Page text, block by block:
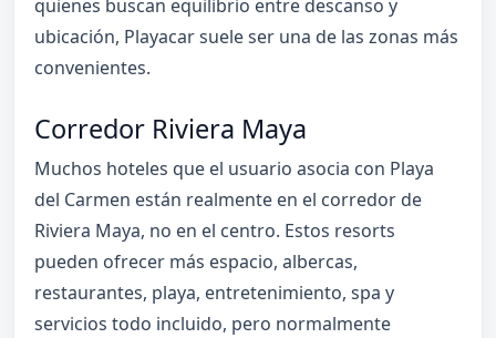
quienes buscan equilibrio entre descanso y
ubicación, Playacar suele ser una de las zonas más
convenientes.
Corredor Riviera Maya
Muchos hoteles que el usuario asocia con Playa
del Carmen están realmente en el corredor de
Riviera Maya, no en el centro. Estos resorts
pueden ofrecer más espacio, albercas,
restaurantes, playa, entretenimiento, spa y
servicios todo incluido, pero normalmente